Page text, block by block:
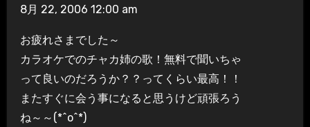
8月 22, 2006 12:00 am
お疲れさまでした～
カラオケでのチャカ姉の歌！無料で聞いちゃ
って良いのだろうか？？ってくらい最高！！
またすぐに会う事になると思うけど頑張ろう
ね～～(*^o^*)